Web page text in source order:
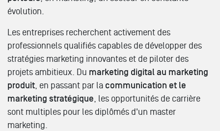
évolution.
Les entreprises recherchent activement des
professionnels qualifiés capables de développer des
stratégies marketing innovantes et de piloter des
projets ambitieux. Du marketing digital au marketing
produit, en passant par la communication et le
marketing stratégique, les opportunités de carrière
sont multiples pour les diplômés d'un master
marketing.